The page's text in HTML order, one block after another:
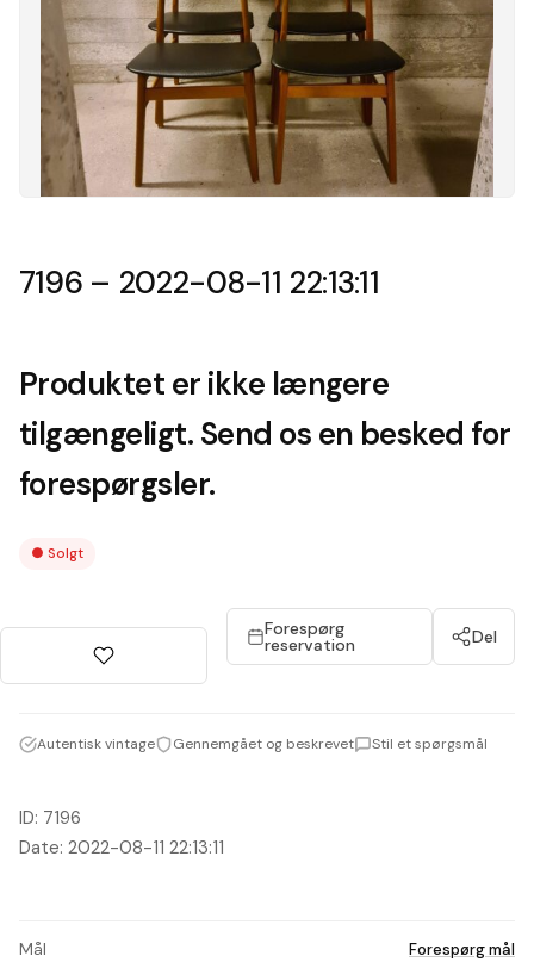
7196 – 2022-08-11 22:13:11
ID: 7196
Date: 2022-08-11 22:13:11
Mål Forespørg mål
Produktet er ikke længere
tilgængeligt. Send os en besked for
forespørgsler.
● Solgt
Forespørg
reservation Del
Autentisk vintage Gennemgået og beskrevet Stil et spørgsmål